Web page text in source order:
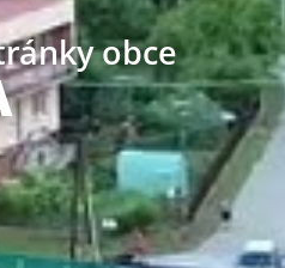
obce